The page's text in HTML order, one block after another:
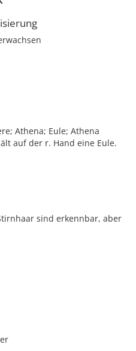
Athena; Eule; Athena
auf der r. Hand eine Eule.
sind erkennbar, aber